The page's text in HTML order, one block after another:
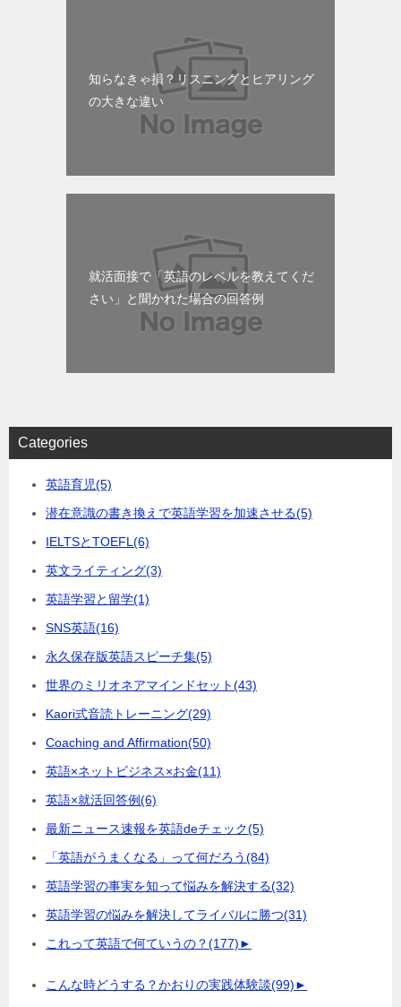
知らなきゃ損？リスニングとヒアリング
の大きな違い
就活面接で「英語のレベルを教えてくだ
さい」と聞かれた場合の回答例
Categories
英語育児(5)
潜在意識の書き換えで英語学習を加速させる(5)
IELTSとTOEFL (6)
英文ライティング(3)
英語学習と留学(1)
SNS英語(16)
永久保存版英語スピーチ集(5)
世界のミリオネアマインドセット(43)
Kaori式音読トレーニング(29)
Coaching and Affirmation(50)
英語×ネットビジネス×お金(11)
英語×就活回答例(6)
最新ニュース速報を英語deチェック(5)
「英語がうまくなる」って何だろう(84)
英語学習の事実を知って悩みを解決する(32)
英語学習の悩みを解決してライバルに勝つ(31)
これって英語で何ていうの？(177)►
こんな時どうする？かおりの実践体験談(99)►